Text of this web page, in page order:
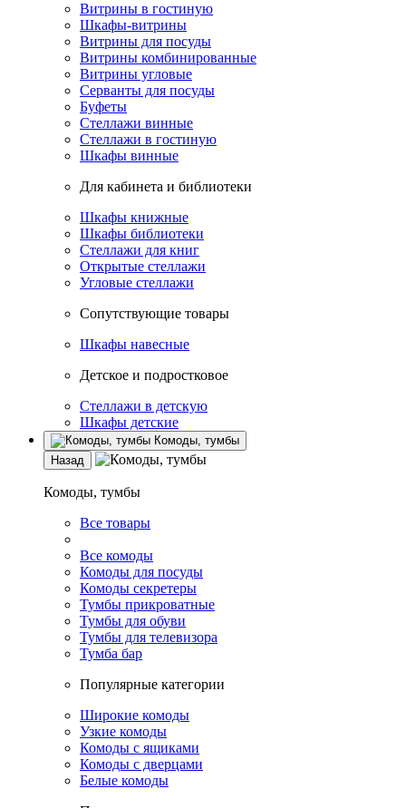
Витрины в гостиную
Шкафы-витрины
Витрины для посуды
Витрины комбинированные
Витрины угловые
Серванты для посуды
Буфеты
Стеллажи винные
Стеллажи в гостиную
Шкафы винные
Для кабинета и библиотеки
Шкафы книжные
Шкафы библиотеки
Стеллажи для книг
Открытые стеллажи
Угловые стеллажи
Сопутствующие товары
Шкафы навесные
Детское и подростковое
Стеллажи в детскую
Шкафы детские
Комоды, тумбы
Назад
Комоды, тумбы
Все товары
Все комоды
Комоды для посуды
Комоды секретеры
Тумбы прикроватные
Тумбы для обуви
Тумбы для телевизора
Тумба бар
Популярные категории
Широкие комоды
Узкие комоды
Комоды с ящиками
Комоды с дверцами
Белые комоды